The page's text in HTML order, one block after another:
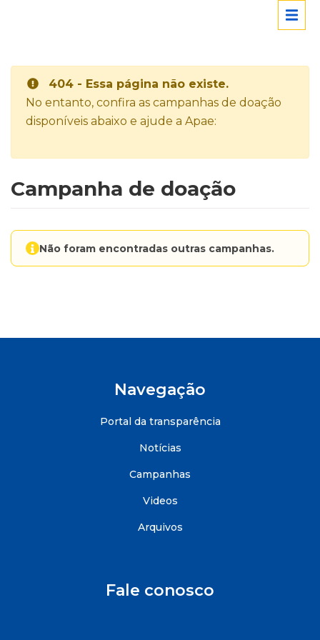
404 - Essa página não existe.
No entanto, confira as campanhas de doação
disponíveis abaixo e ajude a Apae:
Campanha de doação
Não foram encontradas outras campanhas.
Navegação
Portal da transparência
Notícias
Campanhas
Videos
Arquivos
Fale conosco